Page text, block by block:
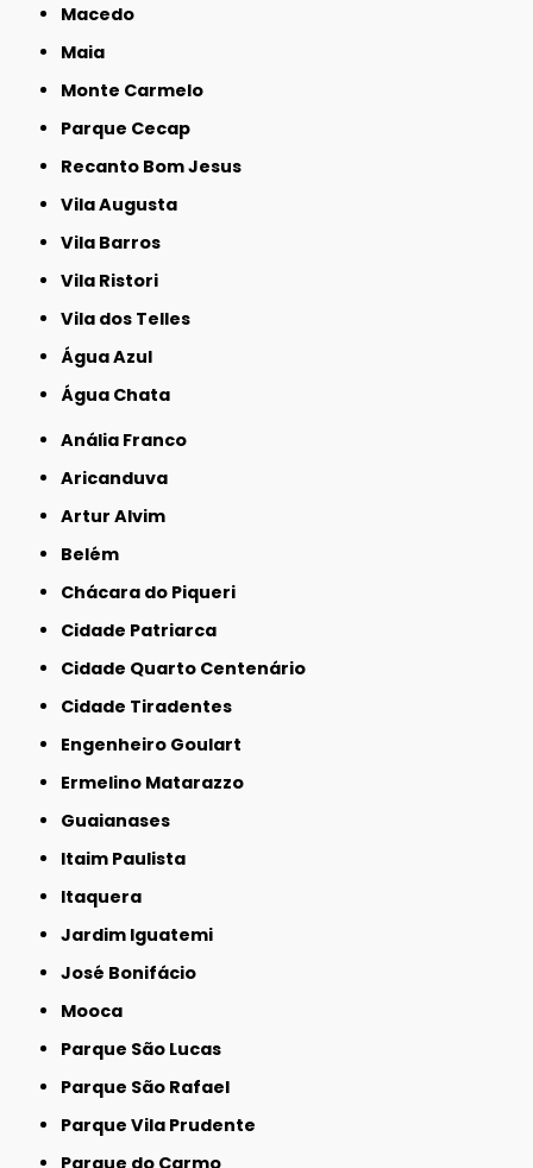
Macedo
Maia
Monte Carmelo
Parque Cecap
Recanto Bom Jesus
Vila Augusta
Vila Barros
Vila Ristori
Vila dos Telles
Água Azul
Água Chata
Anália Franco
Aricanduva
Artur Alvim
Belém
Chácara do Piqueri
Cidade Patriarca
Cidade Quarto Centenário
Cidade Tiradentes
Engenheiro Goulart
Ermelino Matarazzo
Guaianases
Itaim Paulista
Itaquera
Jardim Iguatemi
José Bonifácio
Mooca
Parque São Lucas
Parque São Rafael
Parque Vila Prudente
Parque do Carmo